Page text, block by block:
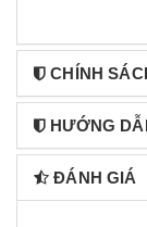
CHÍNH
HƯỚNG
ĐÁNH GIÁ